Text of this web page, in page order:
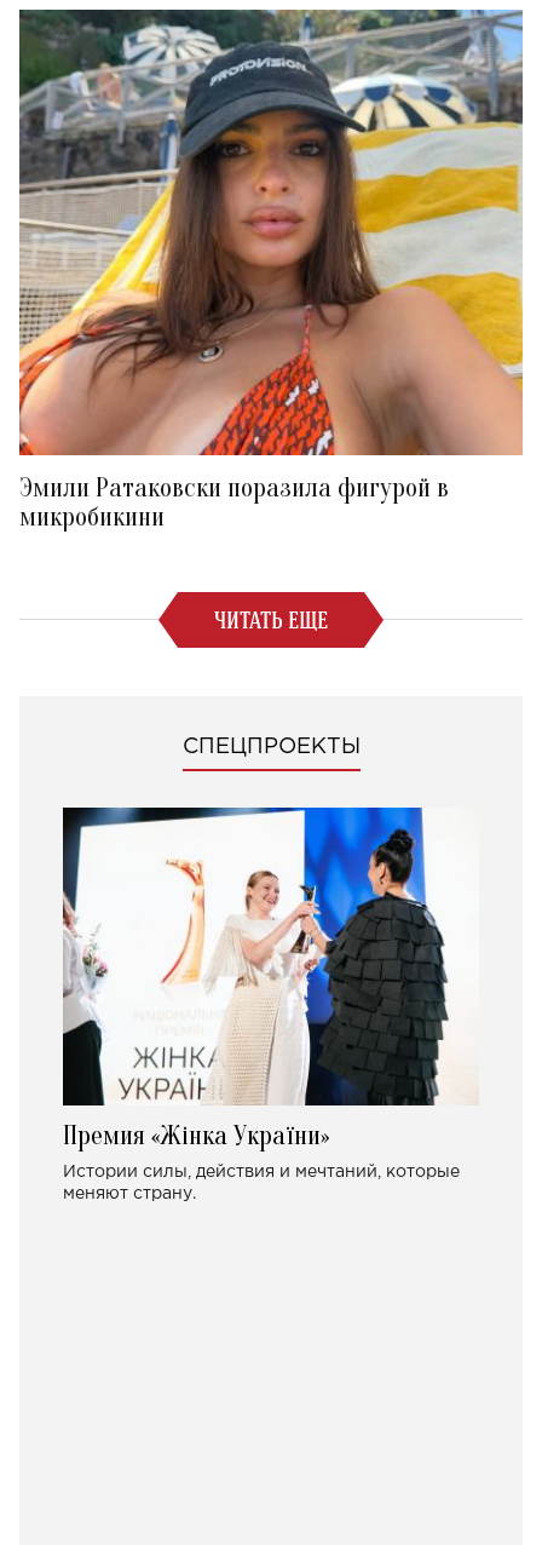
Эмили Ратаковски поразила фигурой в
микробикини
ЧИТАТЬ ЕЩЕ
СПЕЦПРОЕКТЫ
Премия «Жінка України»
Истории силы, действия и мечтаний, которые
меняют страну.